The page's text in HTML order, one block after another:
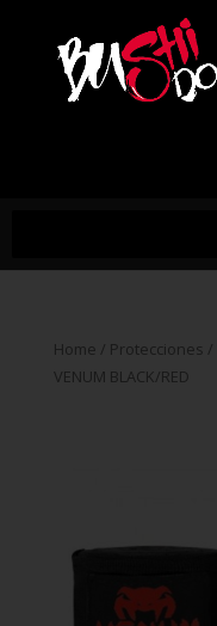
Home / Protecciones /
VENUM BLACK/RED